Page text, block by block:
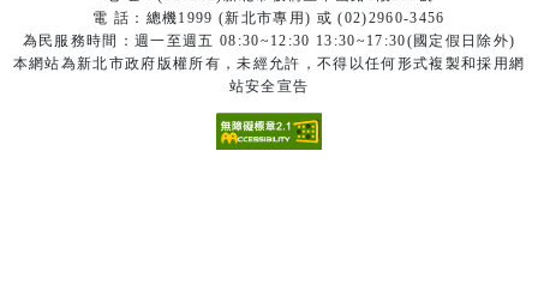
電 話：總機1999 (新北市專用) 或 (02)2960-3456
為民服務時間：週一至週五 08:30~12:30 13:30~17:30(國定假日除外)
本網站為新北市政府版權所有，未經允許，不得以任何形式複製和採用網
站安全宣告